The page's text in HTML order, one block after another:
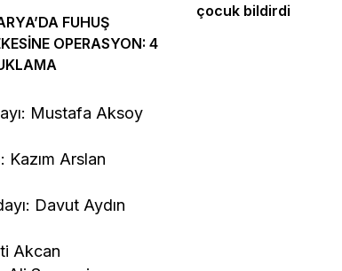
FUHUŞ
OPERASYON: 4
çocuk bildirdi
Mustafa Aksoy
Kazım Arslan
Davut Aydın
Akcan